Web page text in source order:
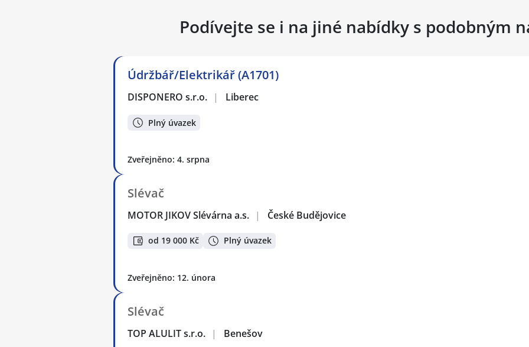
Podívejte se i na jiné nabídky s podobným
Údržbář/Elektrikář (A1701)
DISPONERO s.r.o. | Liberec
Plný úvazek
Zveřejněno: 4. srpna
Slévač
MOTOR JIKOV Slévárna a.s. | České Budějovice
od 19 000 Kč Plný úvazek
Zveřejněno: 12. února
Slévač
TOP ALULIT s.r.o. | Benešov